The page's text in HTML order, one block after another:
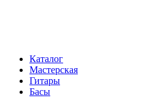
Каталог
Мастерская
Гитары
Басы